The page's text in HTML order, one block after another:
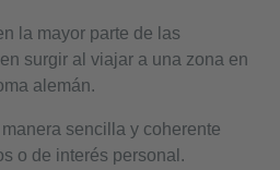
la mayor parte de las
surgir al viajar a una zona en
alemán.
sencilla y coherente
o de interés personal.